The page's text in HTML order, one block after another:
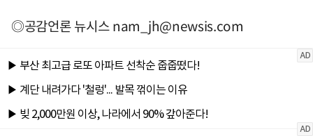
◎공감언론 뉴시스nam_jh@newsis.com